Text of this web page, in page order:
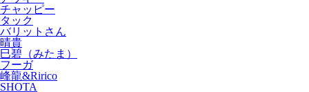
チャッピー
タック
バリットさん
晴貴
巳碧（みたま）
フーガ
峰龍&Ririco
SHOTA